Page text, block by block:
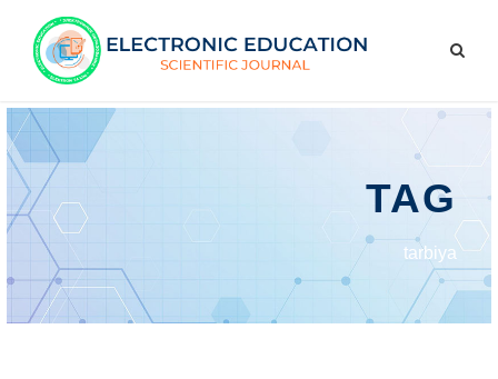
TAG
tarbiya